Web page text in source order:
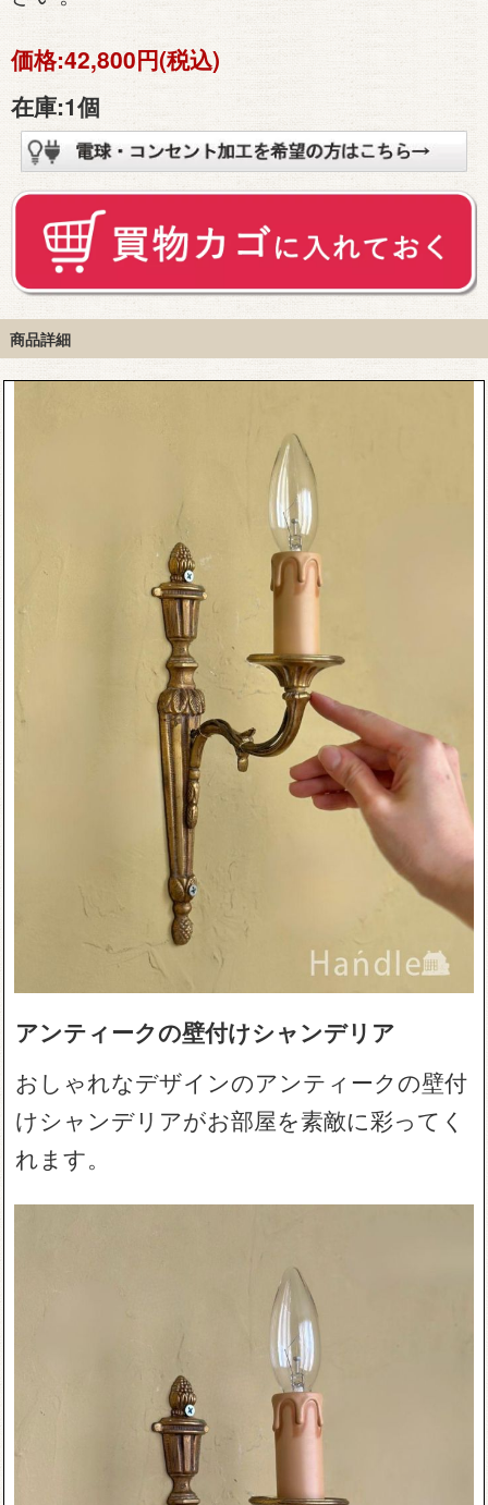
価格:42,800円(税込)
在庫:1個
商品詳細
アンティークの壁付けシャンデリア
おしゃれなデザインのアンティークの壁付
けシャンデリアがお部屋を素敵に彩ってく
れます。